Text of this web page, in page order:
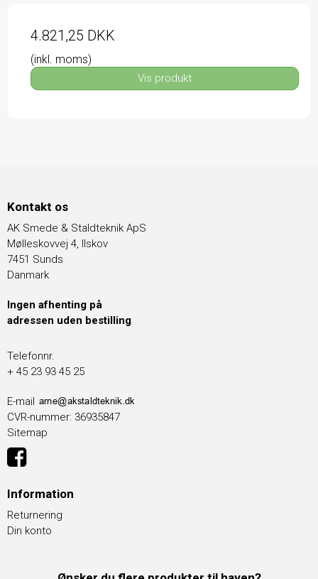
4.821,25 DKK
(inkl. moms)
Vis produkt
Kontakt os
AK Smede & Staldteknik ApS
Mølleskovvej 4, Ilskov
7451 Sunds
Danmark
Ingen afhenting på
adressen uden bestilling
Telefonnr.
+ 45 23 93 45 25
E-mail
CVR-nummer: 36935847
Sitemap
Information
Returnering
Din konto